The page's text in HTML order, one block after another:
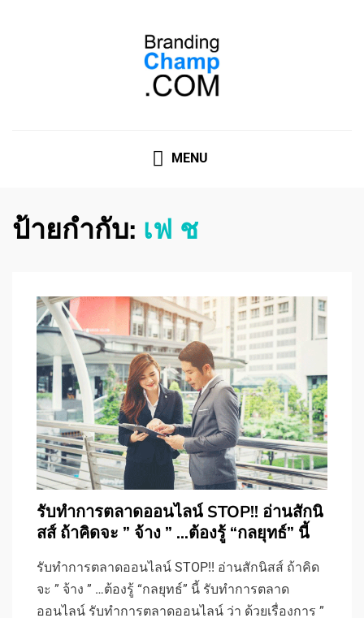
MENU
ป้ายกำกับ: เฟ ช
รับทําการตลาดออนไลน์ STOP!! อ่านสักนิ
สส์ ถ้าคิดจะ ” จ้าง ” …ต้องรู้ “กลยุทธ์” นี้
รับทําการตลาดออนไลน์ STOP!! อ่านสักนิสส์ ถ้าคิด
จะ ” จ้าง ” …ต้องรู้ “กลยุทธ์” นี้ รับทําการตลาด
ออนไลน์ รับทําการตลาดออนไลน์ ว่า ด้วยเรื่องการ ”